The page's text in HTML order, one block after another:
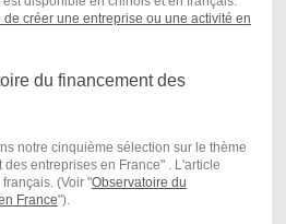
créer une entreprise ou une activité en
du financement des
notre cinquième sélection sur le thème
entreprises en France " . L'article
(Voir "Observatoire du
France") .